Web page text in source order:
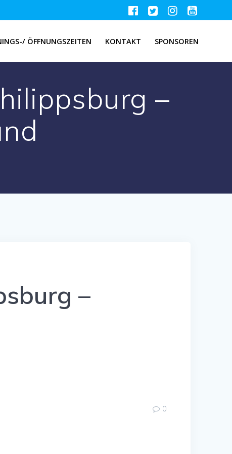
ÖFFNUNGSZEITEN KONTAKT SPONSOREN
–
–
0